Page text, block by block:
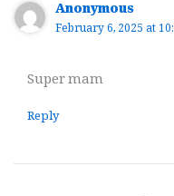
Anonymous
February 6, 2025 at
Super mam
Reply